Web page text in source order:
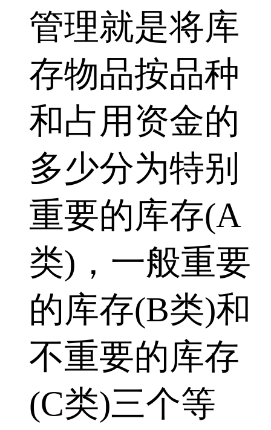
管理就是将库
存物品按品种
和占用资金的
多少分为特别
重要的库存(A
类)，一般重要
的库存(B类)和
不重要的库存
(C类)三个等